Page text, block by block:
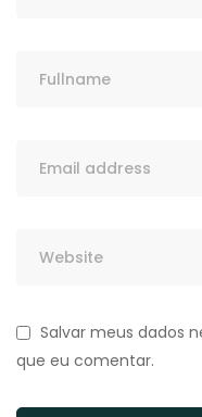
Salvar meus dados
que eu comentar.